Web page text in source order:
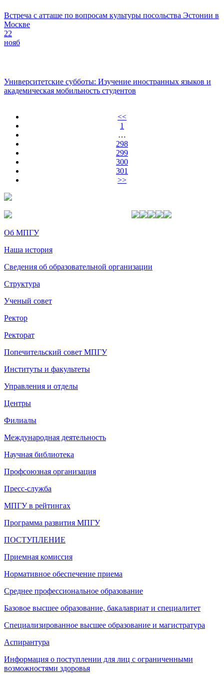
Встреча с атташе по вопросам культуры посольства Эстонии в
Москве
22
нояб
Университетские субботы: Изучение иностранных языков и
академическая мобильность студентов
<<
1
…
298
299
300
301
>>
Об МПГУ
Наша история
Сведения об образовательной организации
Структура
Ученый совет
Ректор
Ректорат
Попечительский совет МПГУ
Институты и факультеты
Управления и отделы
Центры
Филиалы
Международная деятельность
Научная библиотека
Профсоюзная организация
Пресс-служба
МПГУ в рейтингах
Программа развития МПГУ
ПОСТУПЛЕНИЕ
Приемная комиссия
Нормативное обеспечение приема
Среднее профессиональное образование
Базовое высшее образование, бакалавриат и специалитет
Специализированное высшее образование и магистратура
Аспирантура
Информация о поступлении для лиц с ограниченными
возможностями здоровья